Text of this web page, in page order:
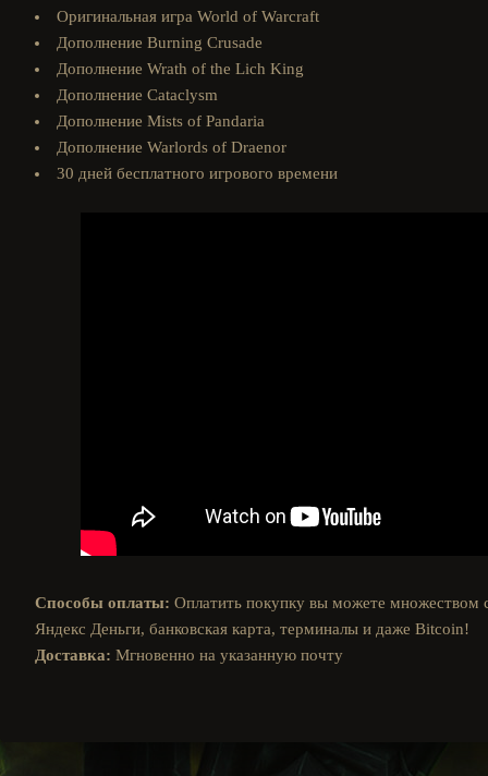
Оригинальная игра World of Warcraft
Дополнение Burning Crusade
Дополнение Wrath of the Lich King
Дополнение Cataclysm
Дополнение Mists of Pandaria
Дополнение Warlords of Draenor
30 дней бесплатного игрового времени
Способы оплаты: Оплатить покупку вы можете
Яндекс Деньги, банковская карта, терминалы и даже Bitcoin!
Доставка: Мгновенно на указанную почту